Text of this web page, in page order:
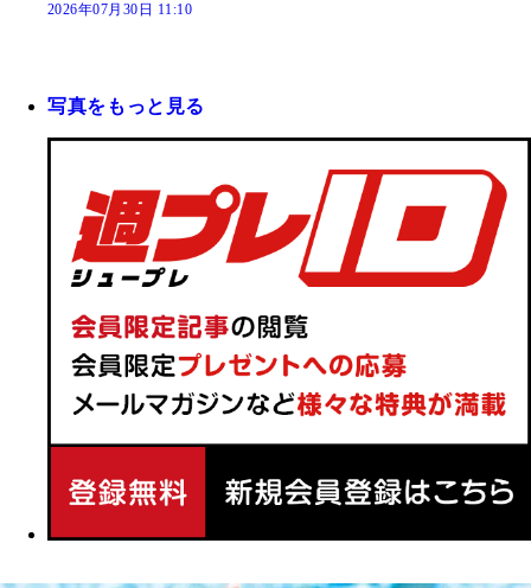
2026年07月30日 11:10
写真をもっと見る